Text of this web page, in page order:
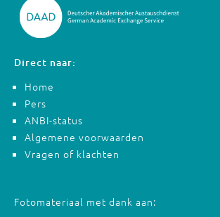
Direct naar:
Home
Pers
ANBI-status
Algemene voorwaarden
Vragen of klachten
Fotomateriaal met dank aan: